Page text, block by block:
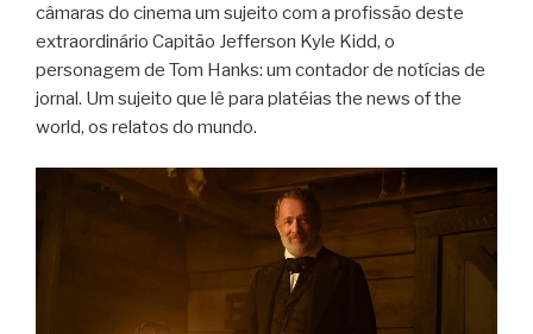
câmaras do cinema um sujeito com a profissão deste
extraordinário Capitão Jefferson Kyle Kidd, o
personagem de Tom Hanks: um contador de notícias de
jornal. Um sujeito que lê para platéias the news of the
world, os relatos do mundo.